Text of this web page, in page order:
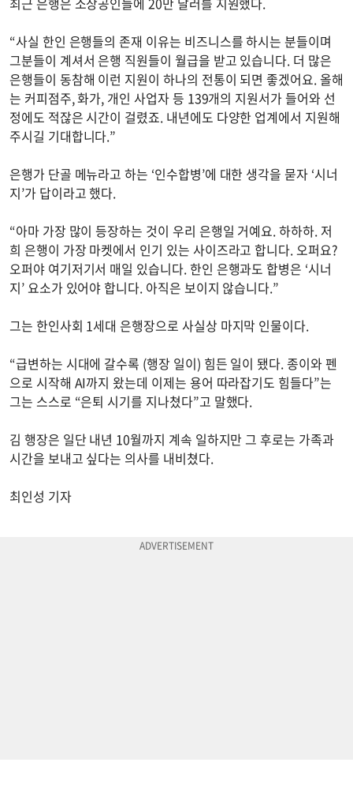
“사실 한인 은행들의 존재 이유는 비즈니스를 하시는 분들이며
그분들이 계셔서 은행 직원들이 월급을 받고 있습니다. 더 많은
은행들이 동참해 이런 지원이 하나의 전통이 되면 좋겠어요. 올해
는 커피점주, 화가, 개인 사업자 등 139개의 지원서가 들어와 선
정에도 적잖은 시간이 걸렸죠. 내년에도 다양한 업계에서 지원해
주시길 기대합니다.”
은행가 단골 메뉴라고 하는 ‘인수합병’에 대한 생각을 묻자 ‘시너
지’가 답이라고 했다.
“아마 가장 많이 등장하는 것이 우리 은행일 거예요. 하하하. 저
희 은행이 가장 마켓에서 인기 있는 사이즈라고 합니다. 오퍼요?
오퍼야 여기저기서 매일 있습니다. 한인 은행과도 합병은 ‘시너
지’ 요소가 있어야 합니다. 아직은 보이지 않습니다.”
그는 한인사회 1세대 은행장으로 사실상 마지막 인물이다.
“급변하는 시대에 갈수록 (행장 일이) 힘든 일이 됐다. 종이와 펜
으로 시작해 AI까지 왔는데 이제는 용어 따라잡기도 힘들다”는
그는 스스로 “은퇴 시기를 지나쳤다”고 말했다.
김 행장은 일단 내년 10월까지 계속 일하지만 그 후로는 가족과
시간을 보내고 싶다는 의사를 내비쳤다.
최인성 기자